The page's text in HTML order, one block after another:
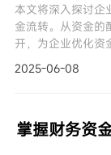
本文将深入探讨企
金流转。从资金的
开，为企业优化资
2025-06-08